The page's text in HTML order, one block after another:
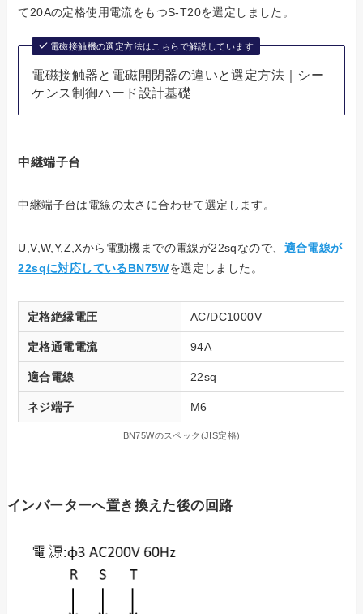
て20Aの定格使用電流をもつS-T20を選定しました。
電磁接触機の選定方法はこちらで解説しています
電磁接触器と電磁開閉器の違いと選定方法｜シー
ケンス制御ハード設計基礎
中継端子台
中継端子台は電線の太さに合わせて選定します。
U,V,W,Y,Z,Xから電動機までの電線が22sqなので、 適合電線が
22sqに対応しているBN75Wを選定しました。
定格絶縁電圧 AC/DC1000V
定格通電電流 94A
適合電線 22sq
ネジ端子 M6
BN75Wのスペック(JIS定格)
インバーターへ置き換えた後の回路